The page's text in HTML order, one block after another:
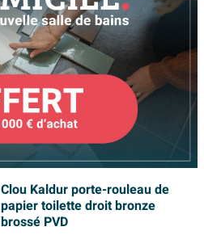
Clou Kaldur porte-rouleau de
papier toilette droit bronze
brossé PVD